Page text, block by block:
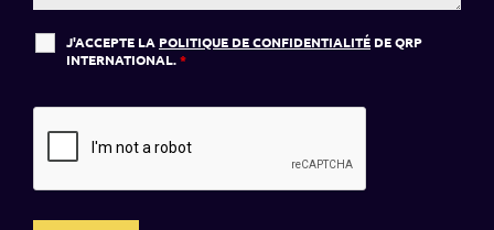
J'ACCEPTE LA POLITIQUE DE CONFIDENTIALITÉ DE QRP
INTERNATIONAL.*